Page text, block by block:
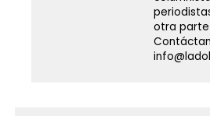
otra parte